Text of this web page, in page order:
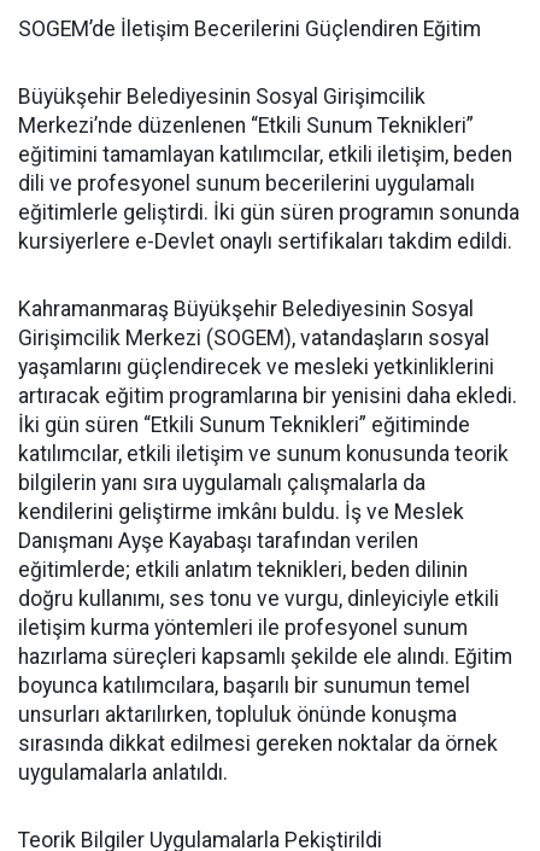
SOGEM’de İletişim Becerilerini Güçlendiren Eğitim
Büyükşehir Belediyesinin Sosyal Girişimcilik
Merkezi’nde düzenlenen “Etkili Sunum Teknikleri”
eğitimini tamamlayan katılımcılar, etkili iletişim, beden
dili ve profesyonel sunum becerilerini uygulamalı
eğitimlerle geliştirdi. İki gün süren programın sonunda
kursiyerlere e-Devlet onaylı sertifikaları takdim edildi.
Kahramanmaraş Büyükşehir Belediyesinin Sosyal
Girişimcilik Merkezi (SOGEM), vatandaşların sosyal
yaşamlarını güçlendirecek ve mesleki yetkinliklerini
artıracak eğitim programlarına bir yenisini daha ekledi.
İki gün süren “Etkili Sunum Teknikleri” eğitiminde
katılımcılar, etkili iletişim ve sunum konusunda teorik
bilgilerin yanı sıra uygulamalı çalışmalarla da
kendilerini geliştirme imkânı buldu. İş ve Meslek
Danışmanı Ayşe Kayabaşı tarafından verilen
eğitimlerde; etkili anlatım teknikleri, beden dilinin
doğru kullanımı, ses tonu ve vurgu, dinleyiciyle etkili
iletişim kurma yöntemleri ile profesyonel sunum
hazırlama süreçleri kapsamlı şekilde ele alındı. Eğitim
boyunca katılımcılara, başarılı bir sunumun temel
unsurları aktarılırken, topluluk önünde konuşma
sırasında dikkat edilmesi gereken noktalar da örnek
uygulamalarla anlatıldı.
Teorik Bilgiler Uygulamalarla Pekiştirildi